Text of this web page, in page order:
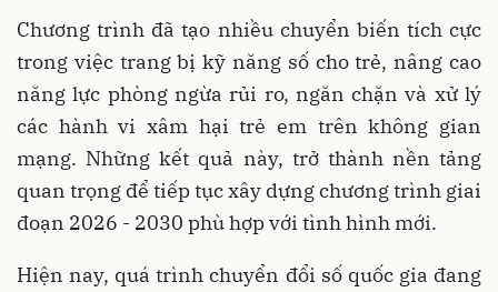
Chương trình đã tạo nhiều chuyển biến tích cực
trong việc trang bị kỹ năng số cho trẻ, nâng cao
năng lực phòng ngừa rủi ro, ngăn chặn và xử lý
các hành vi xâm hại trẻ em trên không gian
mạng. Những kết quả này, trở thành nền tảng
quan trọng để tiếp tục xây dựng chương trình giai
đoạn 2026 - 2030 phù hợp với tình hình mới.
Hiện nay, quá trình chuyển đổi số quốc gia đang